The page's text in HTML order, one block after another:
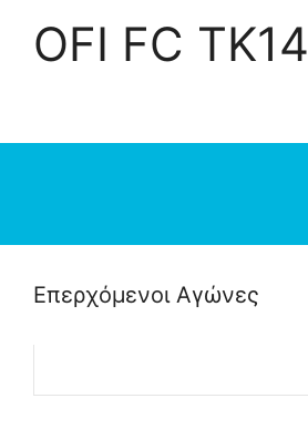
OFI FC TK14
Επερχόμενοι Αγώνες